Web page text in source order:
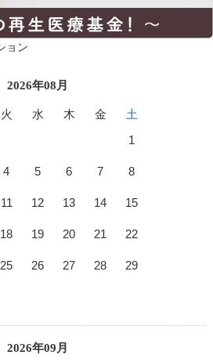
2026年08月
火 水 木 金
土
1
4 5 6 7 8
11 12 13 14 15
18 19 20 21 22
25 26 27 28 29
2026年09月